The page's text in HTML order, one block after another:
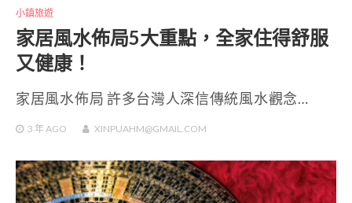
小鎮旅遊
家居風水佈局5大重點，全家住得舒服
又健康！
家居風水佈局 許多台灣人深信傳統風水觀念…
3 年AGO XINPUAHM@GMAIL.COM